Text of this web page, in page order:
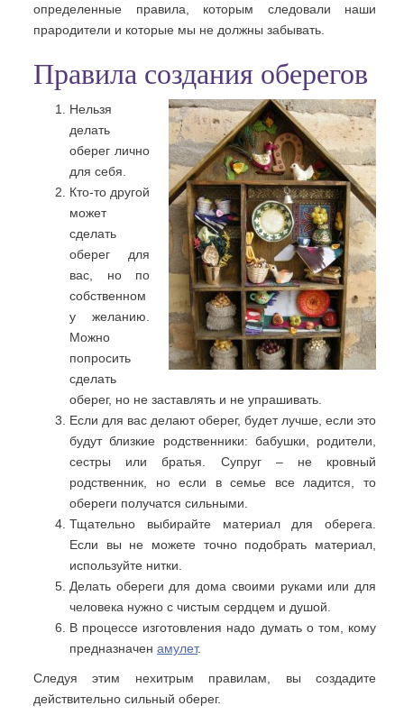
определенные правила, которым следовали наши
прародители и которые мы не должны забывать.
Правила создания оберегов
Нельзя
делать
оберег лично
для себя.
Кто-то другой
может
сделать
оберег для
вас, но по
собственном
у желанию.
Можно
попросить
сделать
оберег, но не заставлять и не упрашивать.
Если для вас делают оберег, будет лучше, если это
будут близкие родственники: бабушки, родители,
сестры или братья. Супруг – не кровный
родственник, но если в семье все ладится, то
обереги получатся сильными.
Тщательно выбирайте материал для оберега.
Если вы не можете точно подобрать материал,
используйте нитки.
Делать обереги для дома своими руками или для
человека нужно с чистым сердцем и душой.
В процессе изготовления надо думать о том, кому
предназначен амулет.
Следуя этим нехитрым правилам, вы создадите
действительно сильный оберег.